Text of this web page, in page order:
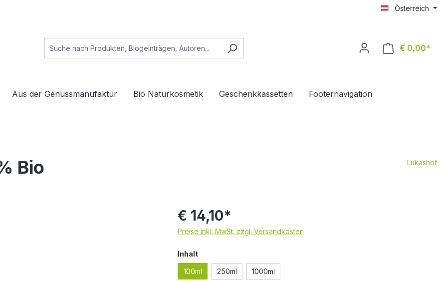
Österreich
€ 0,00*
Aus der Genussmanufaktur Bio Naturkosmetik Geschenkkassetten Footernavigation
Bio Lukashof
€ 14,10*
Preise inkl. MwSt. zzgl. Versandkosten
Inhaltauswählen
100ml 250ml 1000ml